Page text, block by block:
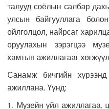
талууд соёлын салбар
улсын байгууллага
ойлголцол, найрсаг
оруулахын зэрэгцээ
хамтын ажиллагааг
Санамж бичгийн
ажиллана. Үүнд:
1. Музейн үйл ажиллагаа,